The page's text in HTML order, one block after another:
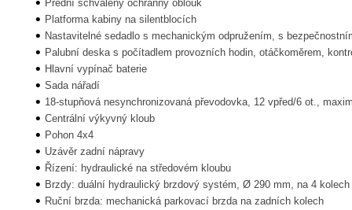
Přední schválený ochranný oblouk
Platforma kabiny na silentblocích
Nastavitelné sedadlo s mechanickým odpružením, s
Palubní deska s počítadlem provozních hodin, otáčkoměrem,
Hlavní vypínač baterie
Sada nářadí
18-stupňová nesynchronizovaná převodovka, 12 vpřed/6 ot.,
Centrální výkyvný kloub
Pohon 4x4
Uzávěr zadní nápravy
Řízení: hydraulické na středovém kloubu
Brzdy: duální hydraulický brzdový systém, Ø 290 mm, na 4 kolech
Ruční brzda: mechanická parkovací brzda na zadních kolech